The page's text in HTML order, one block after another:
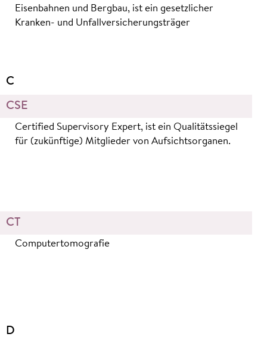
Eisenbahnen und Bergbau, ist ein gesetzlicher
Kranken- und Unfallversicherungsträger
C
CSE
Certified Supervisory Expert, ist ein Qualitätssiegel
für (zukünftige) Mitglieder von Aufsichtsorganen.
CT
Computertomografie
D